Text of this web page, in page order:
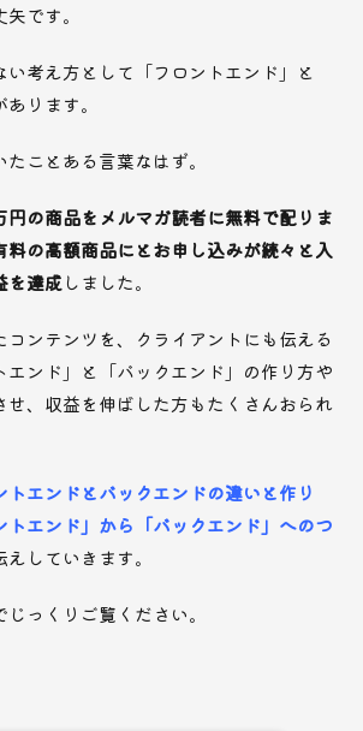
です。
い考え方として「フロントエンド」と
ります。
ことある言葉なはず。
円の商品をメルマガ読者に無料で配りま
料の高額商品にとお申し込みが続々と入
を達成 しました。
コンテンツを、クライアントにも伝える
エンド」と「バックエンド」の作り方や
せ、収益を伸ばした方もたくさんおられ
トエンドとバックエンドの違いと作り
トエンド」から「バックエンド」へのつ
していきます。
っくりご覧ください。